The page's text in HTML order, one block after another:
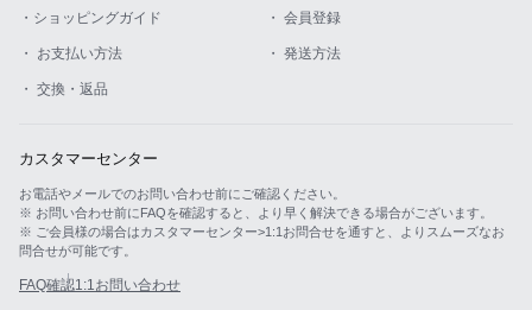
・ショッピングガイド ・ 会員登録
・ お支払い方法 ・ 発送方法
・ 交換・返品
カスタマーセンター
お電話やメールでのお問い合わせ前にご確認ください。
※ お問い合わせ前にFAQを確認すると、より早く解決できる場合がございます。
※ ご会員様の場合はカスタマーセンター>1:1お問合せを通すと、よりスムーズなお
問合せが可能です。
FAQ確認1:1お問い合わせ